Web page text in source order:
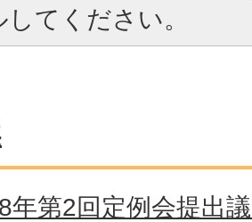
てください。
年第2回定例会提出